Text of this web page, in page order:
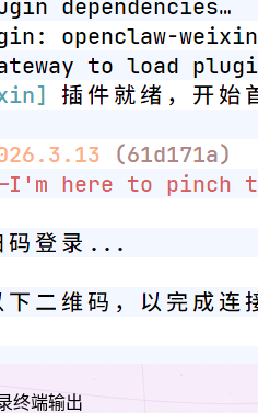
终端输出